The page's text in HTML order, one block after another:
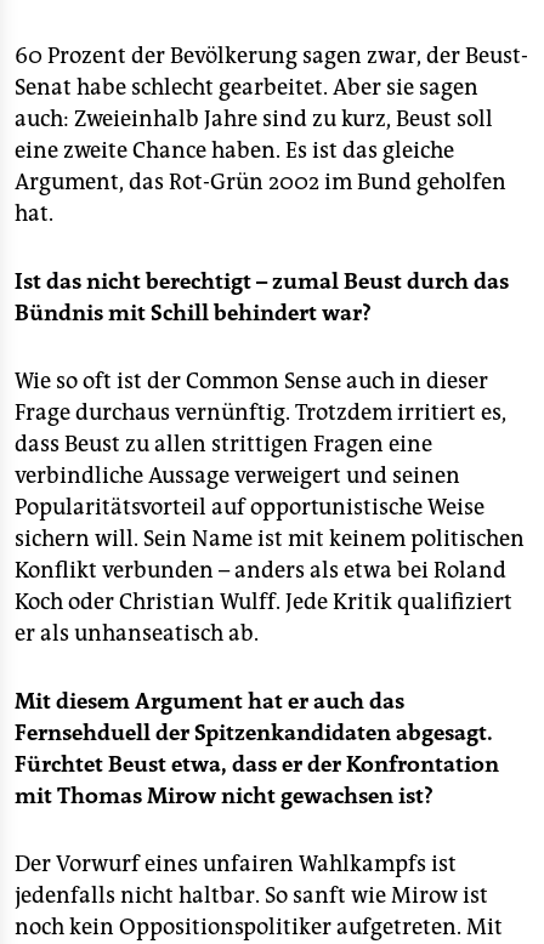
epaper login
60 Prozent der Bevölkerung sagen zwar, der Beust-
Senat habe schlecht gearbeitet. Aber sie sagen
auch: Zweieinhalb Jahre sind zu kurz, Beust soll
eine zweite Chance haben. Es ist das gleiche
Argument, das Rot-Grün 2002 im Bund geholfen
hat.
Ist das nicht berechtigt – zumal Beust durch das
Bündnis mit Schill behindert war?
Wie so oft ist der Common Sense auch in dieser
Frage durchaus vernünftig. Trotzdem irritiert es,
dass Beust zu allen strittigen Fragen eine
verbindliche Aussage verweigert und seinen
Popularitätsvorteil auf opportunistische Weise
sichern will. Sein Name ist mit keinem politischen
Konflikt verbunden – anders als etwa bei Roland
Koch oder Christian Wulff. Jede Kritik qualifiziert
er als unhanseatisch ab.
Mit diesem Argument hat er auch das
Fernsehduell der Spitzenkandidaten abgesagt.
Fürchtet Beust etwa, dass er der Konfrontation
mit Thomas Mirow nicht gewachsen ist?
Der Vorwurf eines unfairen Wahlkampfs ist
jedenfalls nicht haltbar. So sanft wie Mirow ist
noch kein Oppositionspolitiker aufgetreten. Mit